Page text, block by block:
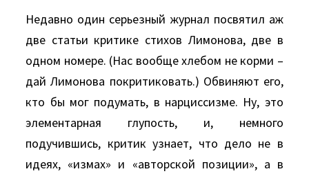
Недавно один серьезный журнал посвятил аж
две статьи критике стихов Лимонова, две в
одном номере. (Нас вообще хлебом не корми –
дай Лимонова покритиковать.) Обвиняют его,
кто бы мог подумать, в нарциссизме. Ну, это
элементарная глупость, и, немного
подучившись, критик узнает, что дело не в
идеях, «измах» и «авторской позиции», а в